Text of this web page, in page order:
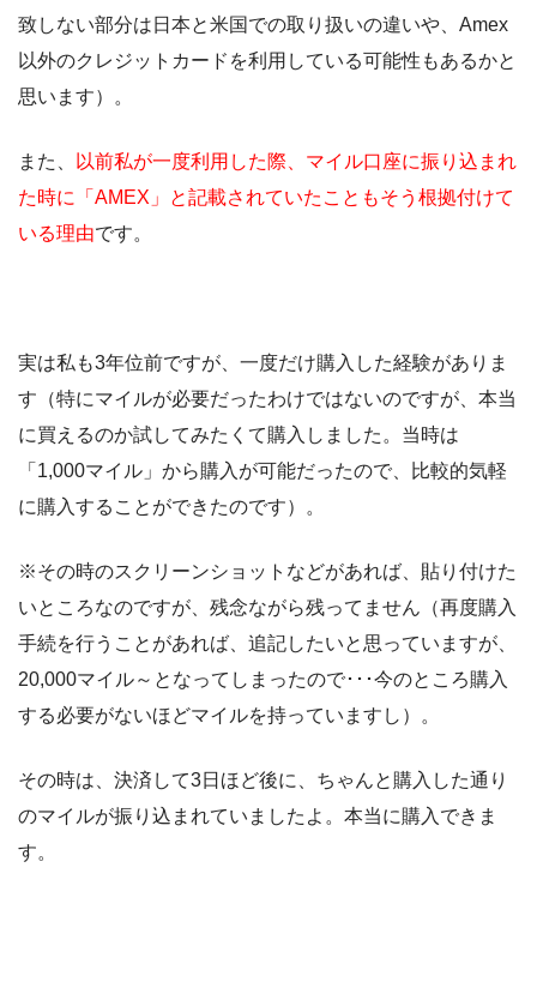
致しない部分は日本と米国での取り扱いの違いや、Amex
以外のクレジットカードを利用している可能性もあるかと
思います）。
また、
以前私が一度利用した際、マイル口座に振り込まれ
た時に「AMEX」と記載されていたこともそう根拠付けて
いる理由です。
実は私も3年位前ですが、一度だけ購入した経験がありま
す（特にマイルが必要だったわけではないのですが、本当
に買えるのか試してみたくて購入しました。当時は
「1,000マイル」から購入が可能だったので、比較的気軽
に購入することができたのです）。
※その時のスクリーンショットなどがあれば、貼り付けた
いところなのですが、残念ながら残ってません（再度購入
手続を行うことがあれば、追記したいと思っていますが、
20,000マイル～となってしまったので･･･今のところ購入
する必要がないほどマイルを持っていますし）。
その時は、決済して3日ほど後に、ちゃんと購入した通り
のマイルが振り込まれていましたよ。本当に購入できま
す。